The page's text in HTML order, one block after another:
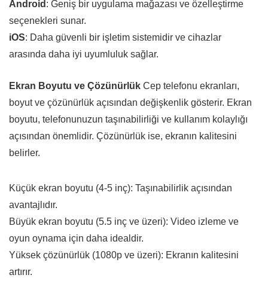
Android : Geniş bir uygulama mağazası ve özelleştirme
seçenekleri sunar.
iOS: Daha güvenli bir işletim sistemidir ve cihazlar
arasında daha iyi uyumluluk sağlar.
Ekran Boyutu ve Çözünürlük Cep telefonu ekranları,
boyut ve çözünürlük açısından değişkenlik gösterir. Ekran
boyutu, telefonunuzun taşınabilirliği ve kullanım kolaylığı
açısından önemlidir. Çözünürlük ise, ekranın kalitesini
belirler.
Küçük ekran boyutu (4-5 inç): Taşınabilirlik açısından
avantajlıdır.
Büyük ekran boyutu (5.5 inç ve üzeri): Video izleme ve
oyun oynama için daha idealdir.
Yüksek çözünürlük (1080p ve üzeri): Ekranın kalitesini
artırır.